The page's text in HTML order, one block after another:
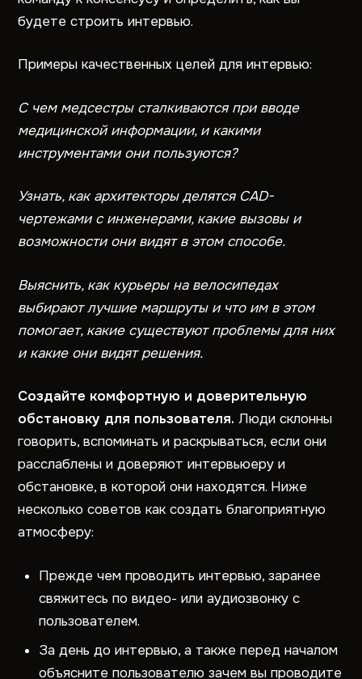
будете строить интервью.
Примеры качественных целей для интервью:
С чем медсестры сталкиваются при вводе
медицинской информации, и какими
инструментами они пользуются?
Узнать, как архитекторы делятся CAD-
чертежами с инженерами, какие вызовы и
возможности они видят в этом способе.
Выяснить, как курьеры на велосипедах
выбирают лучшие маршруты и что им в этом
помогает, какие существуют проблемы для них
и какие они видят решения.
Создайте комфортную и доверительную
обстановку для пользователя. Люди склонны
говорить, вспоминать и раскрываться, если они
расслаблены и доверяют интервьюеру и
обстановке, в которой они находятся. Ниже
несколько советов как создать благоприятную
атмосферу:
Прежде чем проводить интервью, заранее
свяжитесь по видео- или аудиозвонку с
пользователем.
За день до интервью, а также перед началом
объясните пользователю зачем вы проводите